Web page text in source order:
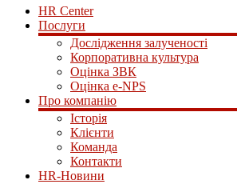
HR Center
Послуги
Дослідження залученості
Корпоративна культура
Оцінка ЗВК
Оцінка e-NPS
Про компанію
Історія
Клієнти
Команда
Контакти
HR-Новини